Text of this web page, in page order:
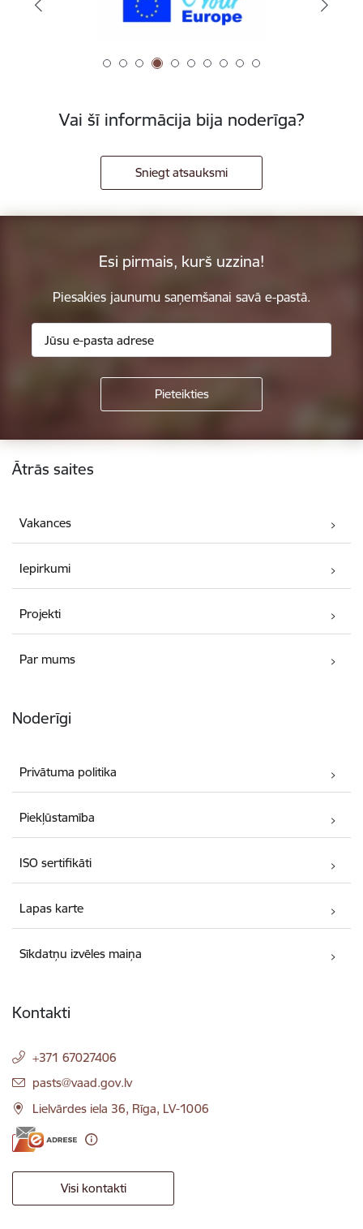
Vai šī informācija bija noderīga?
Sniegt atsauksmi
Esi pirmais, kurš uzzina!
Piesakies jaunumu saņemšanai savā e-pastā.
Kājene
Ātrās saites
Vakances
Iepirkumi
Projekti
Par mums
Noderīgi
Privātuma politika
Piekļūstamība
ISO sertifikāti
Lapas karte
Sīkdatņu izvēles maiņa
Kontakti
+371 67027406
E-pasts:
pasts@vaad.gov.lv
Lielvārdes iela 36, Rīga, LV-1006
Visi kontakti